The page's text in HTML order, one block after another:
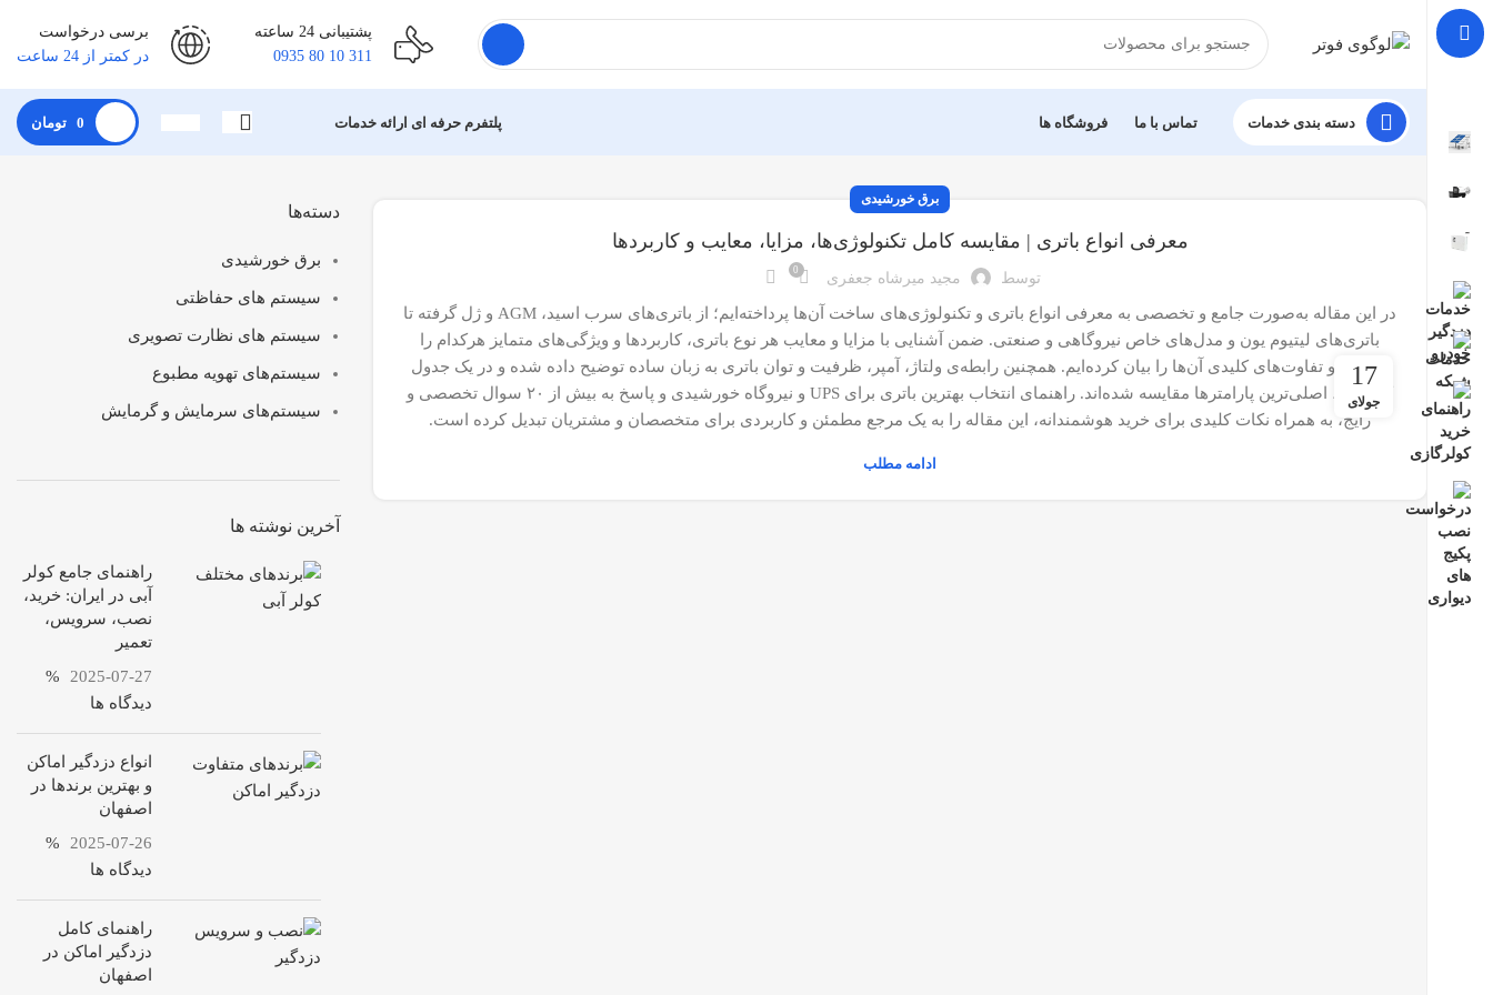
پشتیبانی 24 ساعته
311 10 80 0935
برسی درخواست
در کمتر از 24 ساعت
دسته بندی خدمات تماس با ما فروشگاه ها پلتفرم حرفه ای ارائه خدمات 0 تومان
17
جولای
برق خورشیدی
معرفی انواع باتری | مقایسه کامل تکنولوژی‌ها، مزایا، معایب و کاربردها
توسط مجید میرشاه جعفری 0
در این مقاله به‌صورت جامع و تخصصی به معرفی انواع باتری و تکنولوژی‌های ساخت آن‌ها پرداخته‌ایم؛ از باتری‌های سرب اسید، AGM و ژل گرفته تا
باتری‌های لیتیوم یون و مدل‌های خاص نیروگاهی و صنعتی. ضمن آشنایی با مزایا و معایب هر نوع باتری، کاربردها و ویژگی‌های متمایز هرکدام را
بررسی و تفاوت‌های کلیدی آن‌ها را بیان کرده‌ایم. همچنین رابطه‌ی ولتاژ، آمپر، ظرفیت و توان باتری به زبان ساده توضیح داده شده و در یک جدول
کاربردی، اصلی‌ترین پارامترها مقایسه شده‌اند. راهنمای انتخاب بهترین باتری برای UPS و نیروگاه خورشیدی و پاسخ به بیش از ۲۰ سوال تخصصی و
رایج، به همراه نکات کلیدی برای خرید هوشمندانه، این مقاله را به یک مرجع مطمئن و کاربردی برای متخصصان و مشتریان تبدیل کرده است.
ادامه مطلب
دسته‌ها
برق خورشیدی
سیستم های حفاظتی
سیستم های نظارت تصویری
سیستم‌های تهویه مطبوع
سیستم‌های سرمایش و گرمایش
آخرین نوشته ها
راهنمای جامع کولر
آبی در ایران: خرید،
نصب، سرویس،
تعمیر
2025-07-27
%
دیدگاه ها
انواع دزدگیر اماکن
و بهترین برندها در
اصفهان
2025-07-26
%
دیدگاه ها
راهنمای کامل
دزدگیر اماکن در
اصفهان